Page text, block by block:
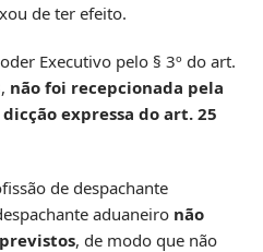
de ter efeito.
Executivo pelo § 3º do art.
não foi recepcionada pela
expressa do art. 25
de despachante
aduaneiro não
, de modo que não